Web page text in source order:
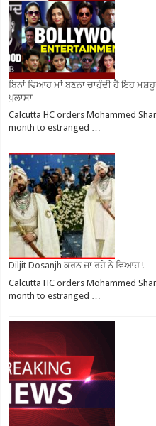
ਬਿਨਾਂ ਵਿਆਹ ਮਾਂ ਬਣਨਾ ਚਾਹੁੰਦੀ ਹੈ ਇਹ
ਖੁਲਾਸਾ
Calcutta HC orders Mohammed
month to estranged …
Diljit Dosanjh ਕਰਨ ਜਾ ਰਹੇ ਨੇ ਵਿਆਹ !
Calcutta HC orders Mohammed
month to estranged …